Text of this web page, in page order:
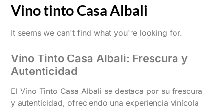
Vino tinto Casa Albali
It seems we can't find what you're looking for.
Vino Tinto Casa Albali: Frescura y
Autenticidad
El Vino Tinto Casa Albali se destaca por su frescura
y autenticidad, ofreciendo una experiencia vinícola